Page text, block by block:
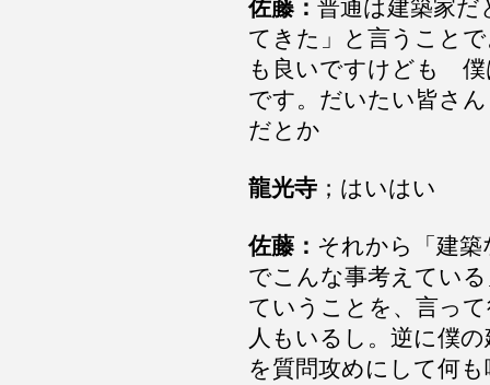
佐藤： 普通は建築家
てきた」と言うこと
も良いですけども 僕
です。だいたい皆さ
だとか
龍光寺 ；はいはい
佐藤： それから「建築
でこんな事考えてい
ていうことを、言っ
人もいるし。逆に僕の
を質問攻めにして何